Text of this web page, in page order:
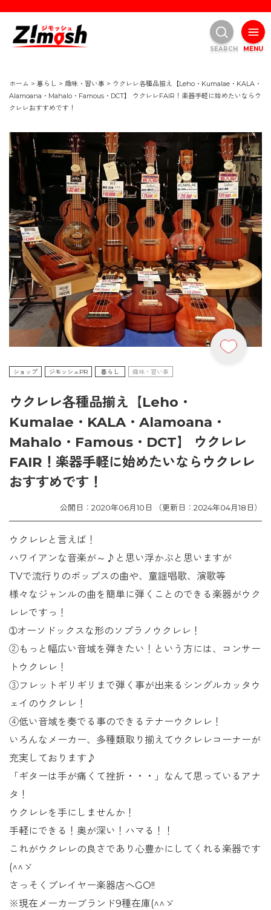
ホーム > 暮らし > 趣味・習い事 > ウクレレ各種品揃え【Leho・Kumalae・KALA・
Alamoana・Mahalo・Famous・DCT】 ウクレレFAIR！楽器手軽に始めたいならウ
クレレおすすめです！
ショップ ジモッシュPR 暮らし 趣味・習い事
ウクレレ各種品揃え【Leho・
Kumalae・KALA・Alamoana・
Mahalo・Famous・DCT】 ウクレレ
FAIR！楽器手軽に始めたいならウクレレ
おすすめです！
公開日：2020年06月10日 （更新日：2024年04月18日）
ウクレレと言えば！
ハワイアンな音楽が～♪と思い浮かぶと思いますが
TVで流行りのポップスの曲や、童謡唱歌、演歌等
様々なジャンルの曲を簡単に弾くことのできる楽器がウク
レレですっ！
➀オーソドックスな形のソプラノウクレレ！
②もっと幅広い音域を弾きたい！という方には、コンサー
トウクレレ！
③フレットギリギリまで弾く事が出来るシングルカッタウ
ェイのウクレレ！
④低い音域を奏でる事のできるテナーウクレレ！
いろんなメーカー、多種類取り揃えてウクレレコーナーが
充実しております♪
「ギターは手が痛くて挫折・・・」なんて思っているアナ
タ！
ウクレレを手にしませんか！
手軽にできる！奥が深い！ハマる！！
これがウクレレの良さであり心豊かにしてくれる楽器です
(^^ゞ
さっそくプレイヤー楽器店へGO!!
※現在メーカーブランド9種在庫(^^ゞ
MENU
SEARCH